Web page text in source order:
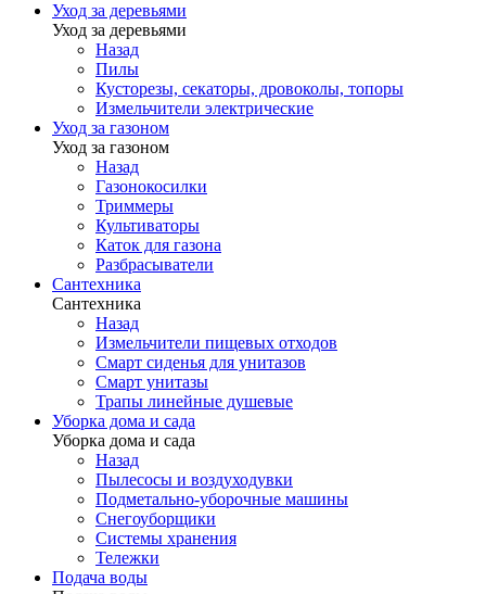
Уход за деревьями
Уход за деревьями
Назад
Пилы
Кусторезы, секаторы, дровоколы, топоры
Измельчители электрические
Уход за газоном
Уход за газоном
Назад
Газонокосилки
Триммеры
Культиваторы
Каток для газона
Разбрасыватели
Сантехника
Сантехника
Назад
Измельчители пищевых отходов
Смарт сиденья для унитазов
Смарт унитазы
Трапы линейные душевые
Уборка дома и сада
Уборка дома и сада
Назад
Пылесосы и воздуходувки
Подметально-уборочные машины
Снегоуборщики
Системы хранения
Тележки
Подача воды